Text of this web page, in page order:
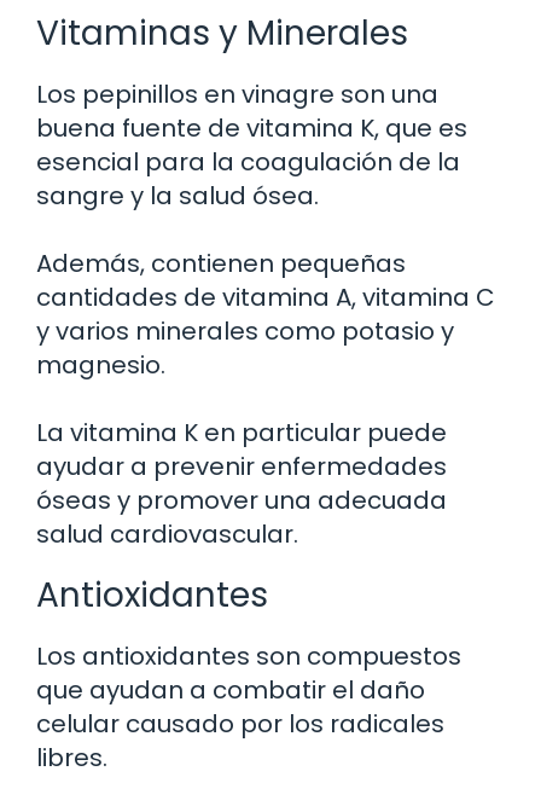
Vitaminas y Minerales
Los pepinillos en vinagre son una
buena fuente de vitamina K, que es
esencial para la coagulación de la
sangre y la salud ósea.
Además, contienen pequeñas
cantidades de vitamina A, vitamina C
y varios minerales como potasio y
magnesio.
La vitamina K en particular puede
ayudar a prevenir enfermedades
óseas y promover una adecuada
salud cardiovascular.
Antioxidantes
Los antioxidantes son compuestos
que ayudan a combatir el daño
celular causado por los radicales
libres.